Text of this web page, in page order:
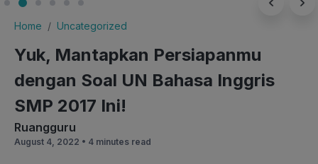
Home Uncategorized
Yuk, Mantapkan Persiapanmu
dengan Soal UN Bahasa Inggris
SMP 2017 Ini!
Ruangguru
August 4, 2022 • 4 minutes read